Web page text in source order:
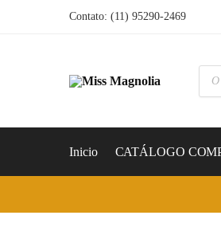
Contato: (11) 95290-2469
Inicio CATÁLOGO